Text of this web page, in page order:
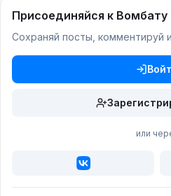
Присоединяйся к Вомбату
Сохраняй посты, комментируй
или